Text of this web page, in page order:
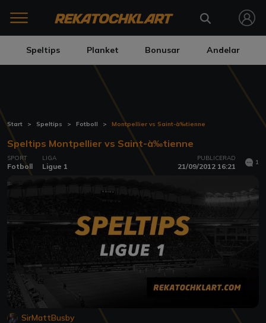
Speltips Planket Bonusar Andelar
Start Speltips Fotboll Montpellier vs Saint-à‰tienne
Speltips Montpellier vs Saint-à‰tienne
SPORT
Fotboll
LIGA
Ligue 1
PUBLICERAD
21/09/2012 16:21 1
SirMattBusby